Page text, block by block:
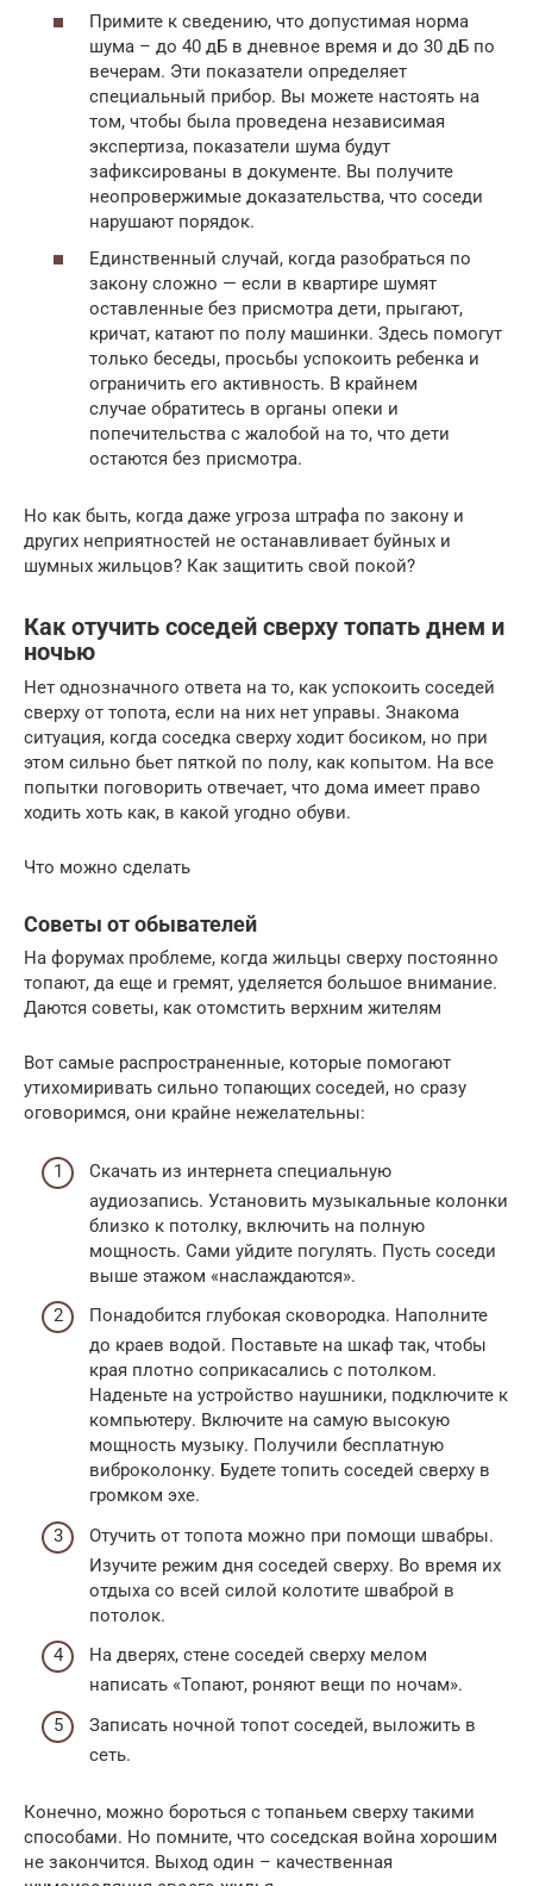
Примите к сведению, что допустимая норма
шума – до 40 дБ в дневное время и до 30 дБ по
вечерам. Эти показатели определяет
специальный прибор. Вы можете настоять на
том, чтобы была проведена независимая
экспертиза, показатели шума будут
зафиксированы в документе. Вы получите
неопровержимые доказательства, что соседи
нарушают порядок.
Единственный случай, когда разобраться по
закону сложно — если в квартире шумят
оставленные без присмотра дети, прыгают,
кричат, катают по полу машинки. Здесь помогут
только беседы, просьбы успокоить ребенка и
ограничить его активность. В крайнем
случае обратитесь в органы опеки и
попечительства с жалобой на то, что дети
остаются без присмотра.
Но как быть, когда даже угроза штрафа по закону и
других неприятностей не останавливает буйных и
шумных жильцов? Как защитить свой покой?
Как отучить соседей сверху топать днем и
ночью
Нет однозначного ответа на то, как успокоить соседей
сверху от топота, если на них нет управы. Знакома
ситуация, когда соседка сверху ходит босиком, но при
этом сильно бьет пяткой по полу, как копытом. На все
попытки поговорить отвечает, что дома имеет право
ходить хоть как, в какой угодно обуви.
Что можно сделать
Советы от обывателей
На форумах проблеме, когда жильцы сверху постоянно
топают, да еще и гремят, уделяется большое внимание.
Даются советы, как отомстить верхним жителям
Вот самые распространенные, которые помогают
утихомиривать сильно топающих соседей, но сразу
оговоримся, они крайне нежелательны:
Скачать из интернета специальную
аудиозапись. Установить музыкальные колонки
близко к потолку, включить на полную
мощность. Сами уйдите погулять. Пусть соседи
выше этажом «наслаждаются».
Понадобится глубокая сковородка. Наполните
до краев водой. Поставьте на шкаф так, чтобы
края плотно соприкасались с потолком.
Наденьте на устройство наушники, подключите к
компьютеру. Включите на самую высокую
мощность музыку. Получили бесплатную
виброколонку. Будете топить соседей сверху в
громком эхе.
Отучить от топота можно при помощи швабры.
Изучите режим дня соседей сверху. Во время их
отдыха со всей силой колотите шваброй в
потолок.
На дверях, стене соседей сверху мелом
написать «Топают, роняют вещи по ночам».
Записать ночной топот соседей, выложить в
сеть.
Конечно, можно бороться с топаньем сверху такими
способами. Но помните, что соседская война хорошим
не закончится. Выход один – качественная